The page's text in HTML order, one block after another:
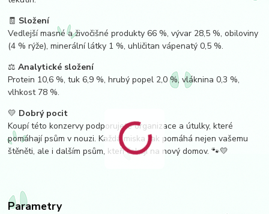
🧾 Složení
Vedlejší masné a živočišné produkty 66 %, vývar 28,5 %, obiloviny
(4 % rýže), minerální látky 1 %, uhličitan vápenatý 0,5 %.
⚖️Analytické složení
Protein 10,6 %, tuk 6,9 %, hrubý popel 2,0 %, vláknina 0,3 %,
vlhkost 78 %.
💛 Dobrý pocit
Koupí této konzervy podporujete organizace a útulky, které
pomáhají psům v nouzi. Každá miska tak pomáhá nejen vašemu
štěněti, ale i dalším psům, kteří čekají na nový domov. 🐾💛
Parametry